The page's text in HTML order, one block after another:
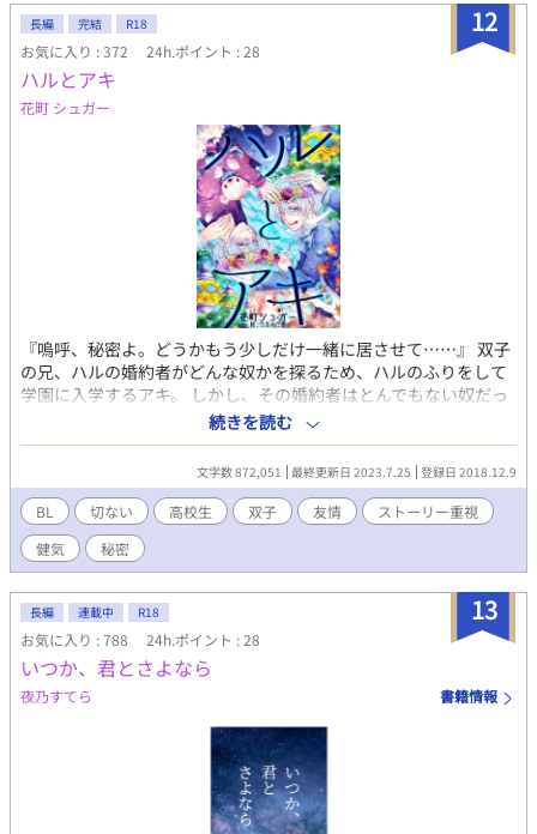
12
長編 完結 R18
お気に入り : 372 24h.ポイント : 28
ハルとアキ
花町 シュガー
『嗚呼、秘密よ。どうかもう少しだけ一緒に居させて……』 双子
の兄、ハルの婚約者がどんな奴かを探るため、ハルのふりをして
学園に入学するアキ。 しかし、その婚約者はとんでもない奴だっ
た！？ 「あんたにならハルをまかせてもいいかなって、そう思え
たんだ。 だから、さよならが来るその時までは……偽りでいい。
〝俺〟を愛してーー どうか気づいて。お願い、気づかないで」 ---
------------------------------------- 【目次】 ・本編(アキ編)〈俺様 ×
訳あり〉 ・各キャラクターの今後について ・中編(イロハ編)〈包
容力 × 元気〉 ・リクエスト編 ・番外編 ・中編(ハル編)〈ヤンデ
レ × ツンデレ〉 ・番外編 ---------------------------------------- ＊表紙
絵:たまみたま様(@l0x0lm69) ＊ ※ 笑いあり友情あり甘々あり
の、切なめです。 ※心理描写を大切に書いてます。 ※イラスト・
コメントお気軽にどうぞ♪
続きを読む
文字数 872,051 最終更新日 2023.7.25 登録日 2018.12.9
BL 切ない 高校生 双子 友情
ストーリー重視
健気
秘密
13
長編 連載中 R18
お気に入り : 788 24h.ポイント : 28
いつか、君とさよなら
夜乃すてら 書籍情報